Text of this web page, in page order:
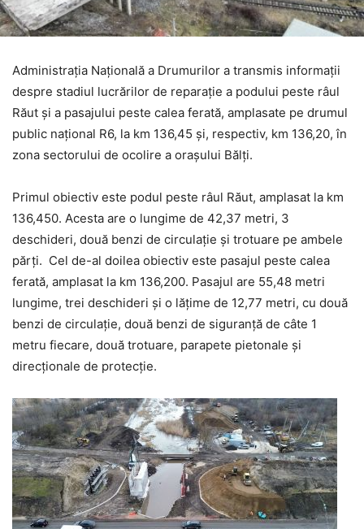
Administrația Națională a Drumurilor a transmis informații
despre stadiul lucrărilor de reparație a podului peste râul
Răut și a pasajului peste calea ferată, amplasate pe drumul
public național R6, la km 136,45 și, respectiv, km 136,20, în
zona sectorului de ocolire a orașului Bălți.
Primul obiectiv este podul peste râul Răut, amplasat la km
136,450. Acesta are o lungime de 42,37 metri, 3
deschideri, două benzi de circulație și trotuare pe ambele
părți. Cel de-al doilea obiectiv este pasajul peste calea
ferată, amplasat la km 136,200. Pasajul are 55,48 metri
lungime, trei deschideri și o lățime de 12,77 metri, cu două
benzi de circulație, două benzi de siguranță de câte 1
metru fiecare, două trotuare, parapete pietonale și
direcționale de protecție.